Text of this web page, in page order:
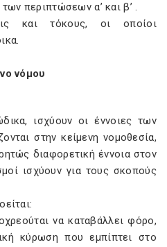
περιπτώσεων α’ και β’ .
και τόκους, οι οποίοι
νόμου
ισχύουν οι έννοιες των
στην κείμενη νομοθεσία,
διαφορετική έννοια στον
ισχύουν για τους σκοπούς
να καταβάλλει φόρο,
κύρωση που εμπίπτει στο